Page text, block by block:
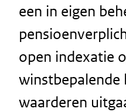
een in eigen
open indexatie
winstbepalende
waarderen